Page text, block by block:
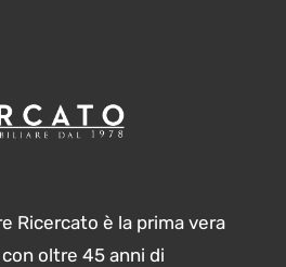
Ricercato è la prima vera
oltre 45 anni di